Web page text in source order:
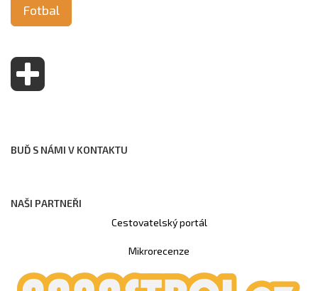
Fotbal
BUĎ S NÁMI V KONTAKTU
NAŠI PARTNEŘI
Cestovatelský portál
Mikrorecenze